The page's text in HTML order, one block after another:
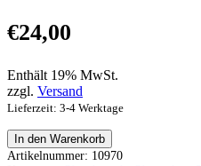
€24,00
Enthält 19% MwSt.
zzgl. Versand
Lieferzeit: 3-4 Werktage
R.
Gerstner
In den Warenkorb
Artikelnummer: 10970